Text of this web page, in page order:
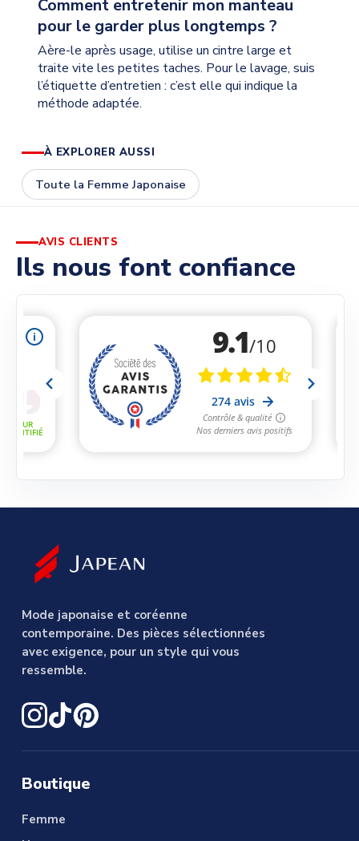
Comment entretenir mon manteau
pour le garder plus longtemps ?
Aère-le après usage, utilise un cintre large et
traite vite les petites taches. Pour le lavage, suis
l’étiquette d’entretien : c’est elle qui indique la
méthode adaptée.
À EXPLORER AUSSI
Toute la Femme Japonaise
AVIS CLIENTS
Ils nous font confiance
Mode japonaise et coréenne
contemporaine. Des pièces sélectionnées
avec exigence, pour un style qui vous
ressemble.
Boutique
Femme